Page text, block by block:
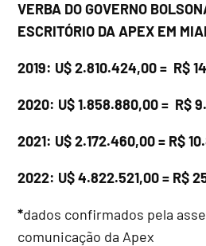
VERBA DO GOVERNO
ESCRITÓRIO DA APEX EM
2019: U$ 2.810.424,00 = R$
2020: U$ 1.858.880,00 = R$
2021: U$ 2.172.460,00 = R$
2022: U$ 4.822.521,00 = R$
*dados confirmados pela
comunicação da Apex